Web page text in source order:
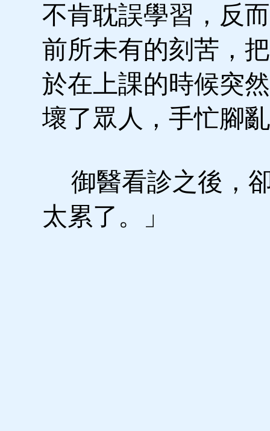
不肯耽誤學習，反
前所未有的刻苦，
於在上課的時候突
壞了眾人，手忙腳
御醫看診之後，
太累了。」